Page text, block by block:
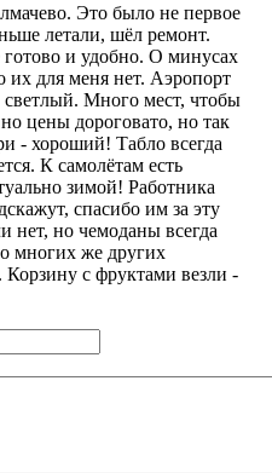
Это было не первое
летали, шёл ремонт.
готово и удобно. О минусах
их для меня нет. Аэропорт
Много мест, чтобы
цены дороговато, но так
- хороший! Табло всегда
К самолётам есть
зимой! Работника
спасибо им за эту
нет, но чемоданы всегда
многих же других
Корзину с фруктами везли -